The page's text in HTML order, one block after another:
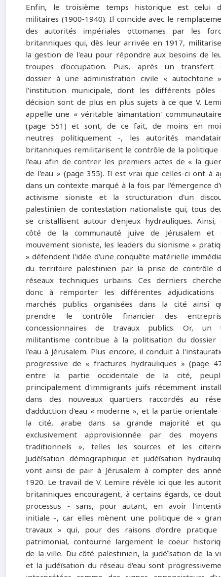
Enfin, le troisième temps historique est celui
militaires (1900-1940). Il coïncide avec le
des autorités impériales ottomanes par les
britanniques qui, dès leur arrivée en 1917,
la gestion de l'eau pour répondre aux besoins de
troupes d'occupation. Puis, après un transfert
dossier à une administration civile « autochtone
l'institution municipale, dont les différents pôles
décision sont de plus en plus sujets à ce que V.
appelle une « véritable 'aimantation'
(page 551) et sont, de ce fait, de moins en
neutres politiquement -, les autorités
britanniques remilitarisent le contrôle de la politique
l'eau afin de contrer les premiers actes de « la
de l'eau » (page 355). Il est vrai que celles-ci ont à
dans un contexte marqué à la fois par l'émergence
activisme sioniste et la structuration d'un
palestinien de contestation nationaliste qui, tous
se cristallisent autour d'enjeux hydrauliques. Ainsi,
côté de la communauté juive de Jérusalem et
mouvement sioniste, les leaders du sionisme «
» défendent l'idée d'une conquête matérielle
du territoire palestinien par la prise de contrôle
réseaux techniques urbains. Ces derniers
donc à remporter les différentes adjudications
marchés publics organisées dans la cité ainsi
prendre le contrôle financier des
concessionnaires de travaux publics. Or, un
militantisme contribue à la politisation du dossier
l'eau à Jérusalem. Plus encore, il conduit à
progressive de « fractures hydrauliques » (page
entre la partie occidentale de la cité,
principalement d'immigrants juifs récemment
dans des nouveaux quartiers raccordés au
d'adduction d'eau « moderne », et la partie orientale
la cité, arabe dans sa grande majorité et
exclusivement approvisionnée par des
traditionnels », telles les sources et les
Judéïsation démographique et judéïsation
vont ainsi de pair à Jérusalem à compter des
1920. Le travail de V. Lemire révèle ici que les
britanniques encouragent, à certains égards, ce
processus - sans, pour autant, en avoir
initiale -, car elles mènent une politique de «
travaux » qui, pour des raisons d'ordre
patrimonial, contourne largement le coeur
de la ville. Du côté palestinien, la judéïsation de la
et la judéïsation du réseau d'eau sont